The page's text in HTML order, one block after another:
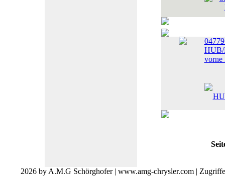
HUB/
vorne
2026 by A.M.G Schörghofer | www.amg-chrysler.com |